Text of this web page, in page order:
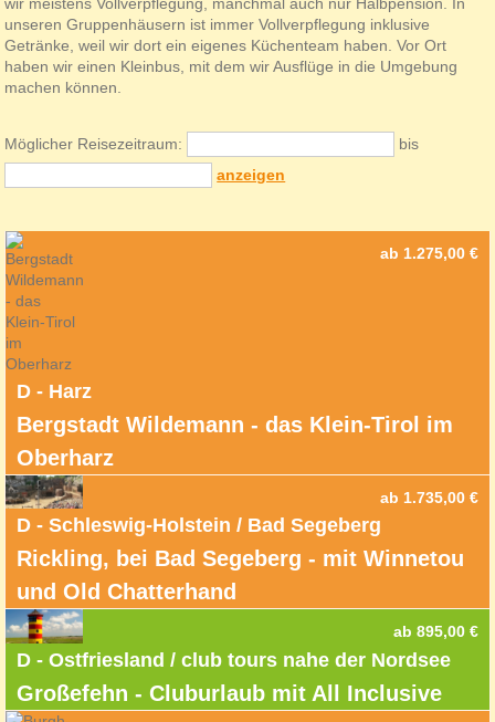
unseren Gruppenhäusern ist immer Vollverpflegung inklusive
Getränke, weil wir dort ein eigenes Küchenteam haben. Vor Ort
haben wir einen Kleinbus, mit dem wir Ausflüge in die Umgebung
machen können.
Möglicher Reisezeitraum:
bis
anzeigen
D - Harz
Bergstadt Wildemann - das Klein-Tirol im
Oberharz
ab 1.275,00 €
D - Schleswig-Holstein / Bad Segeberg
Rickling, bei Bad Segeberg - mit Winnetou
und Old Chatterhand
ab 1.735,00 €
D - Ostfriesland / club tours nahe der Nordsee
Großefehn - Cluburlaub mit All Inclusive
ab 895,00 €